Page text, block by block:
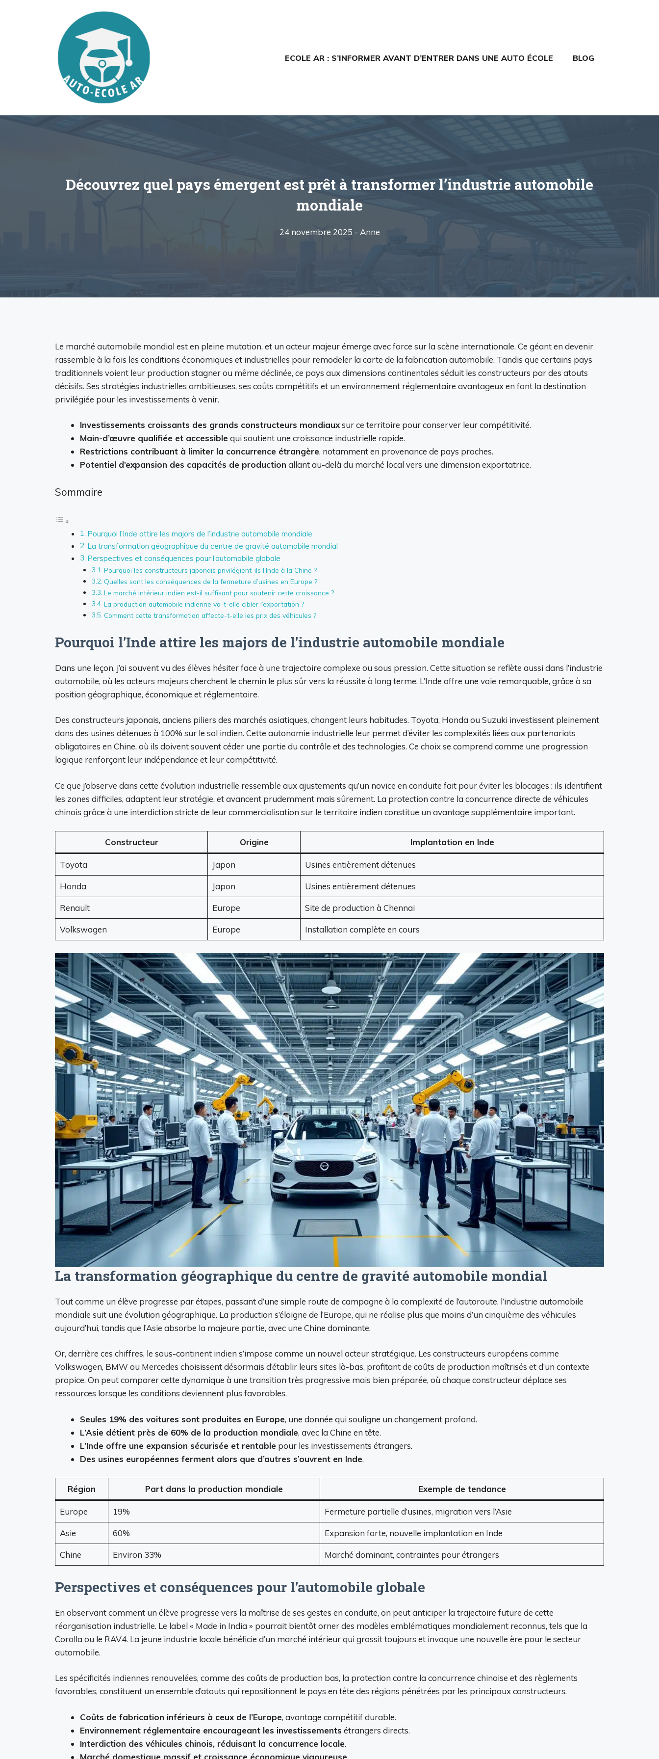
ECOLE AR : S’INFORMER AVANT D’ENTRER DANS UNE AUTO ÉCOLE BLOG
Découvrez quel pays émergent est prêt à transformer l’industrie automobile
mondiale
24 novembre 2025 - Anne
Le marché automobile mondial est en pleine mutation, et un acteur majeur émerge avec force sur la scène internationale. Ce géant en devenir
rassemble à la fois les conditions économiques et industrielles pour remodeler la carte de la fabrication automobile. Tandis que certains pays
traditionnels voient leur production stagner ou même déclinée, ce pays aux dimensions continentales séduit les constructeurs par des atouts
décisifs. Ses stratégies industrielles ambitieuses, ses coûts compétitifs et un environnement réglementaire avantageux en font la destination
privilégiée pour les investissements à venir.
Investissements croissants des grands constructeurs mondiauxsur ce territoire pour conserver leur compétitivité.
Main-d’œuvre qualifiée et accessible qui soutient une croissance industrielle rapide.
Restrictions contribuant à limiter la concurrence étrangère, notamment en provenance de pays proches.
Potentiel d’expansion des capacités de production allant au-delà du marché local vers une dimension exportatrice.
Sommaire
Pourquoi l’Inde attire les majors de l’industrie automobile mondiale
La transformation géographique du centre de gravité automobile mondial
Perspectives et conséquences pour l’automobile globale
Pourquoi les constructeurs japonais privilégient-ils l’Inde à la Chine ?
Quelles sont les conséquences de la fermeture d’usines en Europe ?
Le marché intérieur indien est-il suffisant pour soutenir cette croissance ?
La production automobile indienne va-t-elle cibler l’exportation ?
Comment cette transformation affecte-t-elle les prix des véhicules ?
Pourquoi l’Inde attire les majors de l’industrie automobile mondiale
Dans une leçon, j’ai souvent vu des élèves hésiter face à une trajectoire complexe ou sous pression. Cette situation se reflète aussi dans l’industrie
automobile, où les acteurs majeurs cherchent le chemin le plus sûr vers la réussite à long terme. L’Inde offre une voie remarquable, grâce à sa
position géographique, économique et réglementaire.
Des constructeurs japonais, anciens piliers des marchés asiatiques, changent leurs habitudes. Toyota, Honda ou Suzuki investissent pleinement
dans des usines détenues à 100% sur le sol indien. Cette autonomie industrielle leur permet d’éviter les complexités liées aux partenariats
obligatoires en Chine, où ils doivent souvent céder une partie du contrôle et des technologies. Ce choix se comprend comme une progression
logique renforçant leur indépendance et leur compétitivité.
Ce que j’observe dans cette évolution industrielle ressemble aux ajustements qu’un novice en conduite fait pour éviter les blocages : ils identifient
les zones difficiles, adaptent leur stratégie, et avancent prudemment mais sûrement. La protection contre la concurrence directe de véhicules
chinois grâce à une interdiction stricte de leur commercialisation sur le territoire indien constitue un avantage supplémentaire important.
Constructeur Origine Implantation en Inde
Toyota Japon Usines entièrement détenues
Honda Japon Usines entièrement détenues
Renault Europe Site de production à Chennai
Volkswagen Europe Installation complète en cours
La transformation géographique du centre de gravité automobile mondial
Tout comme un élève progresse par étapes, passant d’une simple route de campagne à la complexité de l’autoroute, l’industrie automobile
mondiale suit une évolution géographique. La production s’éloigne de l’Europe, qui ne réalise plus que moins d’un cinquième des véhicules
aujourd’hui, tandis que l’Asie absorbe la majeure partie, avec une Chine dominante.
Or, derrière ces chiffres, le sous-continent indien s’impose comme un nouvel acteur stratégique. Les constructeurs européens comme
Volkswagen, BMW ou Mercedes choisissent désormais d’établir leurs sites là-bas, profitant de coûts de production maîtrisés et d’un contexte
propice. On peut comparer cette dynamique à une transition très progressive mais bien préparée, où chaque constructeur déplace ses
ressources lorsque les conditions deviennent plus favorables.
Seules 19% des voitures sont produites en Europe, une donnée qui souligne un changement profond.
L’Asie détient près de 60% de la production mondiale, avec la Chine en tête.
L’Inde offre une expansion sécurisée et rentable pour les investissements étrangers.
Des usines européennes ferment alors que d’autres s’ouvrent en Inde.
Région Part dans la production mondiale Exemple de tendance
Europe 19% Fermeture partielle d’usines, migration vers l’Asie
Asie 60% Expansion forte, nouvelle implantation en Inde
Chine Environ 33% Marché dominant, contraintes pour étrangers
Perspectives et conséquences pour l’automobile globale
En observant comment un élève progresse vers la maîtrise de ses gestes en conduite, on peut anticiper la trajectoire future de cette
réorganisation industrielle. Le label « Made in India » pourrait bientôt orner des modèles emblématiques mondialement reconnus, tels que la
Corolla ou le RAV4. La jeune industrie locale bénéficie d’un marché intérieur qui grossit toujours et invoque une nouvelle ère pour le secteur
automobile.
Les spécificités indiennes renouvelées, comme des coûts de production bas, la protection contre la concurrence chinoise et des règlements
favorables, constituent un ensemble d’atouts qui repositionnent le pays en tête des régions pénétrées par les principaux constructeurs.
Coûts de fabrication inférieurs à ceux de l’Europe, avantage compétitif durable.
Environnement réglementaire encourageant les investissements étrangers directs.
Interdiction des véhicules chinois, réduisant la concurrence locale.
Marché domestique massif et croissance économique vigoureuse